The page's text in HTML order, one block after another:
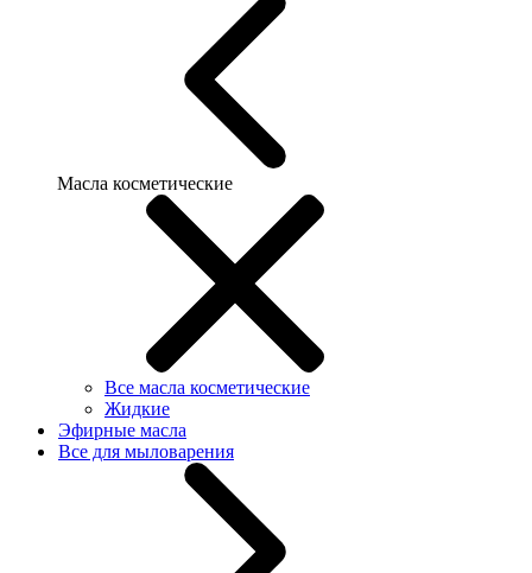
Масла косметические
Все масла косметические
Жидкие
Эфирные масла
Все для мыловарения